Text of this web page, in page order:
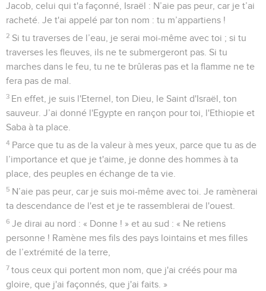
Jacob, celui qui t'a façonné, Israël : N’aie pas peur, car je t’ai
racheté. Je t'ai appelé par ton nom : tu m’appartiens !
2 Si tu traverses de l’eau, je serai moi-même avec toi ; si tu
traverses les fleuves, ils ne te submergeront pas. Si tu
marches dans le feu, tu ne te brûleras pas et la flamme ne te
fera pas de mal.
3 En effet, je suis l'Eternel, ton Dieu, le Saint d'Israël, ton
sauveur. J’ai donné l'Egypte en rançon pour toi, l'Ethiopie et
Saba à ta place.
4 Parce que tu as de la valeur à mes yeux, parce que tu as de
l’importance et que je t'aime, je donne des hommes à ta
place, des peuples en échange de ta vie.
5 N’aie pas peur, car je suis moi-même avec toi. Je ramènerai
ta descendance de l'est et je te rassemblerai de l'ouest.
6 Je dirai au nord : « Donne ! » et au sud : « Ne retiens
personne ! Ramène mes fils des pays lointains et mes filles
de l’extrémité de la terre,
7 tous ceux qui portent mon nom, que j'ai créés pour ma
gloire, que j'ai façonnés, que j'ai faits. »